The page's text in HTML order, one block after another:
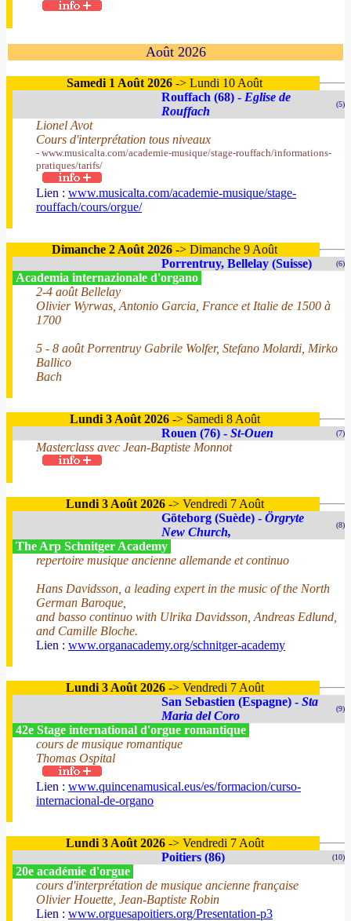
Août 2026
Samedi 1 Août 2026 -> Lundi 10 Août
Rouffach (68) - Eglise de
Rouffach
(5)
Lionel Avot
Cours d'interprétation tous niveaux
- www.musicalta.com/academie-musique/stage-rouffach/informations-
pratiques/tarifs/
Lien : www.musicalta.com/academie-musique/stage-
rouffach/cours/orgue/
Dimanche 2 Août 2026 -> Dimanche 9 Août
Porrentruy, Bellelay (Suisse)
(6)
Academia internazionale d'organo
2-4 août Bellelay
Olivier Wyrwas, Antonio Garcia, France et Italie de 1500 à
1700
5 - 8 août Porrentruy Gabrile Wolfer, Stefano Molardi, Mirko
Ballico
Bach
Lundi 3 Août 2026-> Samedi 8 Août
Rouen (76) - St-Ouen (7)
Masterclass avec Jean-Baptiste Monnot
Lundi 3 Août 2026-> Vendredi 7 Août
Göteborg (Suède) - Örgryte
New Church,
(8)
The Arp Schnitger Academy
repertoire musique ancienne allemande et continuo
Hans Davidsson, a leading expert in the music of the North
German Baroque,
and basso continuo with Ulrika Davidsson, Andreas Edlund,
and Camille Bloche.
Lien : www.organacademy.org/schnitger-academy
Lundi 3 Août 2026-> Vendredi 7 Août
San Sebastien (Espagne) - Sta
Maria del Coro
(9)
42e Stage international d'orgue romantique
cours de musique romantique
Thomas Ospital
Lien : www.quincenamusical.eus/es/formacion/curso-
internacional-de-organo
Lundi 3 Août 2026-> Vendredi 7 Août
Poitiers (86)
(10)
20e académie d'orgue
cours d'interprétation de musique ancienne française
Olivier Houette, Jean-Baptiste Robin
Lien : www.orguesapoitiers.org/Presentation-p3